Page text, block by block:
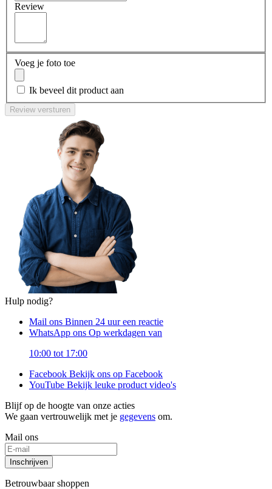
Review
Voeg je foto toe
Ik beveel dit product aan
Review versturen
Hulp nodig?
Mail ons Binnen 24 uur een reactie
WhatsApp ons Op werkdagen van
10:00 tot 17:00
Facebook Bekijk ons op Facebook
YouTube Bekijk leuke product video's
Blijf op de hoogte van onze acties
We gaan vertrouwelijk met je gegevens om.
Mail ons
Inschrijven
Betrouwbaar shoppen